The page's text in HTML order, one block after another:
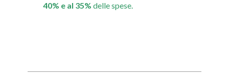
40% e al 35% delle spese.